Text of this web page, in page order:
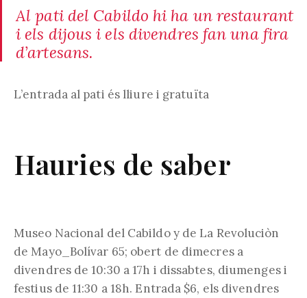
Al pati del Cabildo hi ha un restaurant
i els dijous i els divendres fan una fira
d’artesans.
L’entrada al pati és lliure i gratuïta
Hauries de saber
Museo Nacional del Cabildo y de La Revoluciòn
de Mayo_Bolívar 65; obert de dimecres a
divendres de 10:30 a 17h i dissabtes, diumenges i
festius de 11:30 a 18h. Entrada $6, els divendres